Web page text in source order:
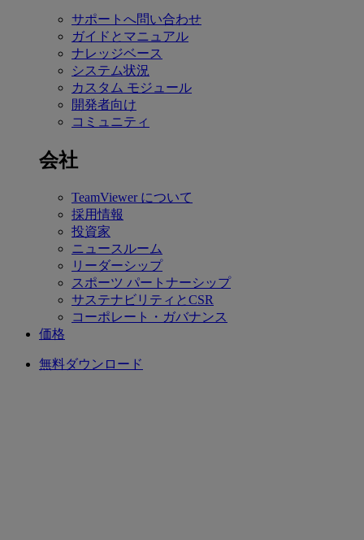
サポートへ問い合わせ
ガイドとマニュアル
ナレッジベース
システム状況
カスタム モジュール
開発者向け
コミュニティ
会社
TeamViewer について
採用情報
投資家
ニュースルーム
リーダーシップ
スポーツ パートナーシップ
サステナビリティとCSR
コーポレート・ガバナンス
価格
無料ダウンロード